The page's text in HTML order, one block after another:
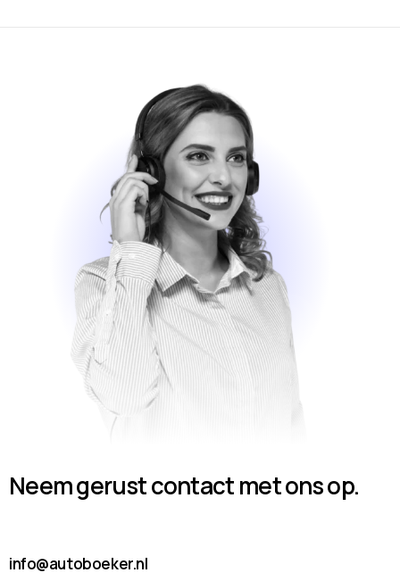
Neem gerust contact met ons op.
info@autoboeker.nl